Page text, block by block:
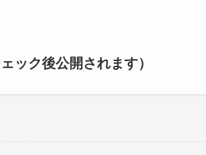
ック後公開されます）